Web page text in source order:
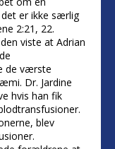
er ikke særlig
2:21, 22.
viste at Adrian
de værste
Dr. Jardine
hvis han fik
blev